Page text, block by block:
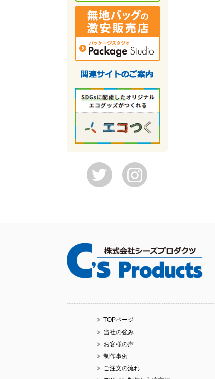
TOPページ
当社の強み
お客様の声
制作事例
ご注文の流れ